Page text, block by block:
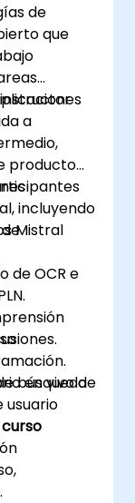
de
que
a
producto
incluyendo
Mistral
de OCR e
búsqueda
usuario
en vivo de